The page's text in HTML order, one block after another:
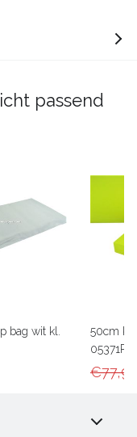
passend
bag wit kl.
50cm
05371RU